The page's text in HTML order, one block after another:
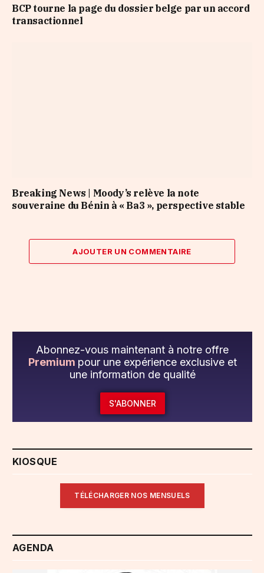
BCP tourne la page du dossier belge par un accord
transactionnel
Breaking News | Moody’s relève la note
souveraine du Bénin à « Ba3 », perspective stable
AJOUTER UN COMMENTAIRE
Abonnez-vous maintenant à notre offre
Premium pour une expérience exclusive et
une information de qualité
S'ABONNER
KIOSQUE
TÉLÉCHARGER NOS MENSUELS
AGENDA